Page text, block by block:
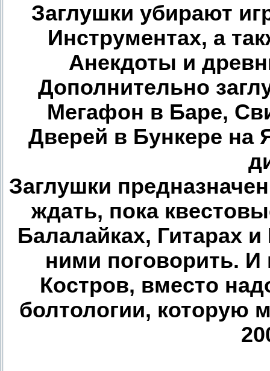
Заглушки убирают
Инструментах, а
Анекдоты и
Дополнительно
Мегафон в Баре,
Дверей в Бункере на
Заглушки
ждать, пока
Балалайках, Гитарах
ними поговорить. И
Костров, вместо
болтологии, которую